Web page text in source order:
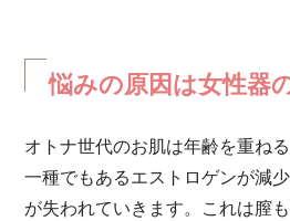
悩みの原因は女性器
オトナ世代のお肌は年齢を重ね
一種でもあるエストロゲンが減
が失われていきます。これは膣